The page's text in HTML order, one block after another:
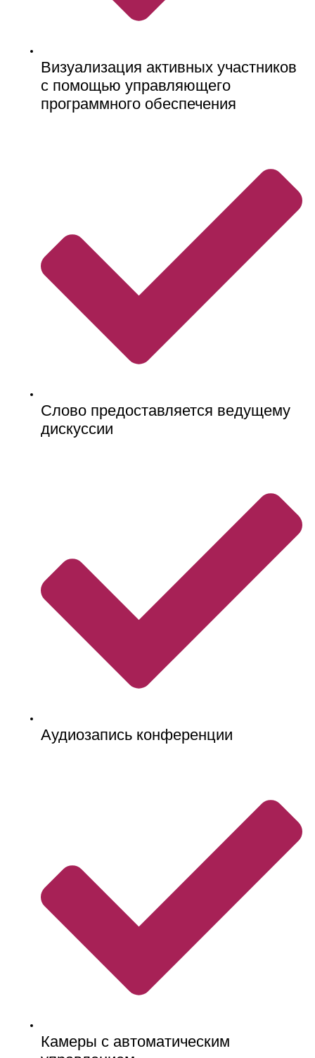
Визуализация активных участников
с помощью управляющего
программного обеспечения
Слово предоставляется ведущему
дискуссии
Аудиозапись конференции
Камеры с автоматическим